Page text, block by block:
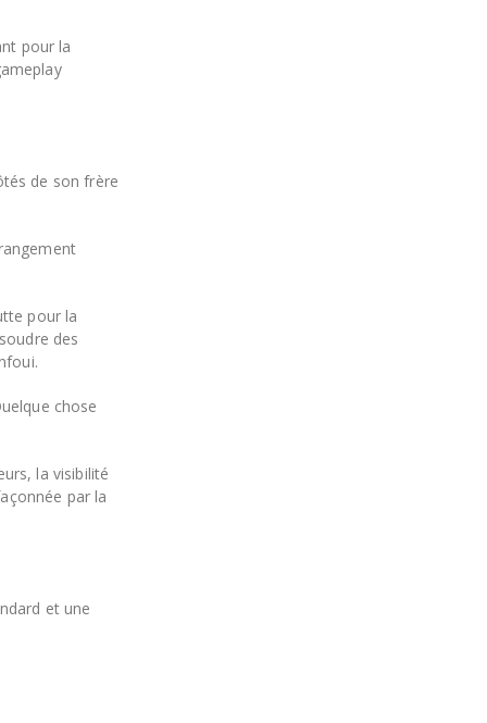
pour la
de son frère
pour la
des
chose
la visibilité
par la
et une